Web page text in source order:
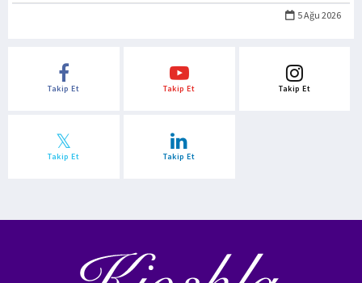
5 Ağu 2026
Takip Et Takip Et Takip Et
Takip Et Takip Et